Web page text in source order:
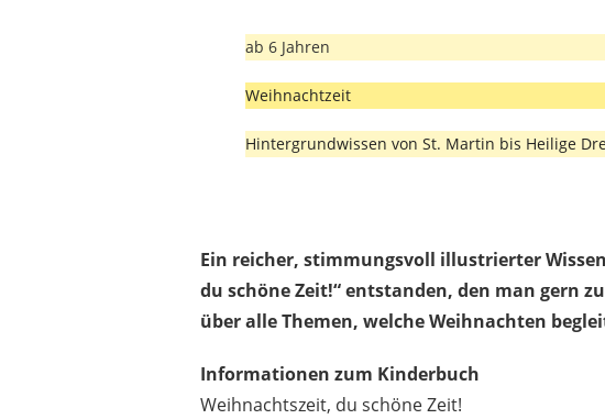
ab 6 Jahren
Weihnachtzeit
Hintergrundwissen von St. Martin bis Heilige
Ein reicher, stimmungsvoll illustrierter
du schöne Zeit!“ entstanden, den man gern
über alle Themen, welche Weihnachten
Informationen zum Kinderbuch
Weihnachtszeit, du schöne Zeit!